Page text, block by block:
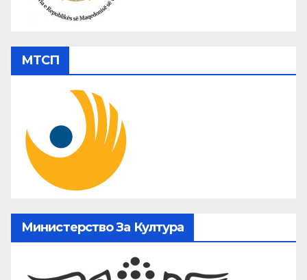
МТСП
Министерство За Култура